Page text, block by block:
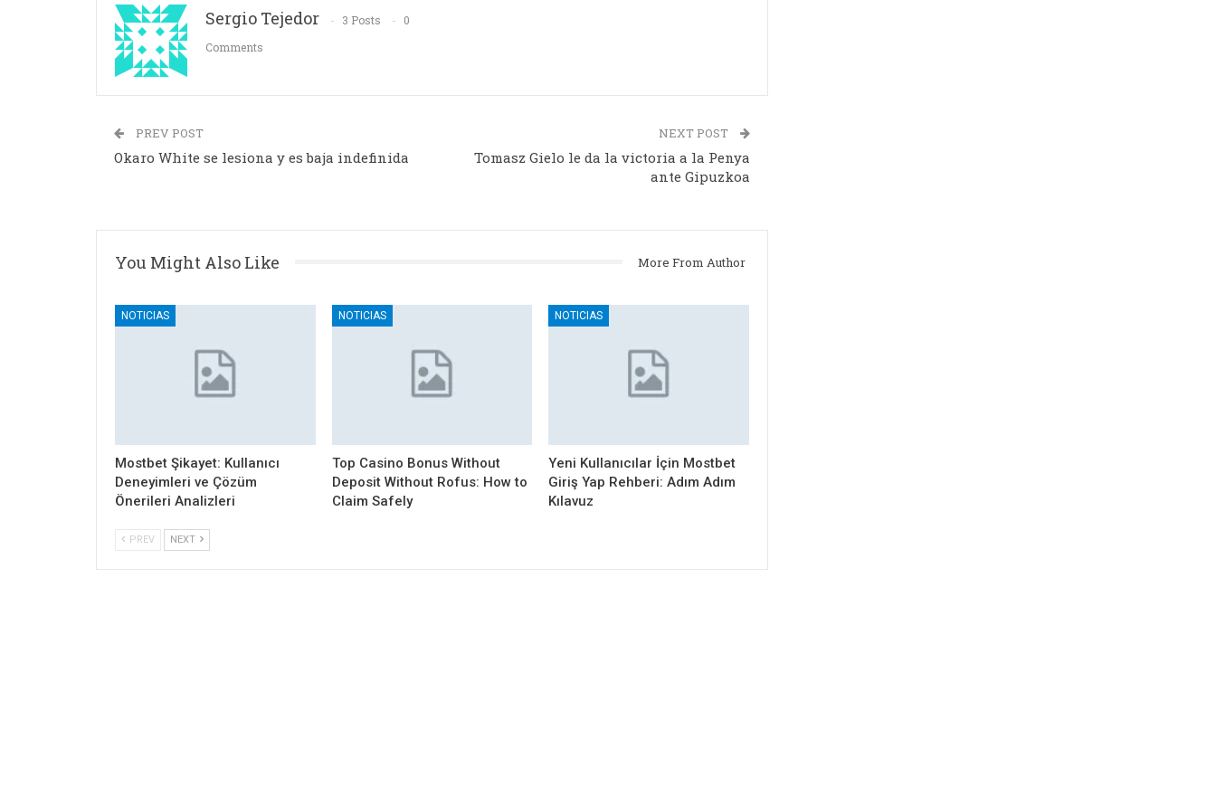
Sergio Tejedor 3 Posts
0
Comments
PREV POST
Okaro White se lesiona y es baja indefinida
NEXT POST
Tomasz Gielo le da la victoria a la Penya
ante Gipuzkoa
You Might Also Like More From Author
NOTICIAS
Mostbet Şikayet: Kullanıcı
Deneyimleri ve Çözüm
Önerileri Analizleri
NOTICIAS
Top Casino Bonus Without
Deposit Without Rofus: How to
Claim Safely
NOTICIAS
Yeni Kullanıcılar İçin Mostbet
Giriş Yap Rehberi: Adım Adım
Kılavuz
PREV NEXT